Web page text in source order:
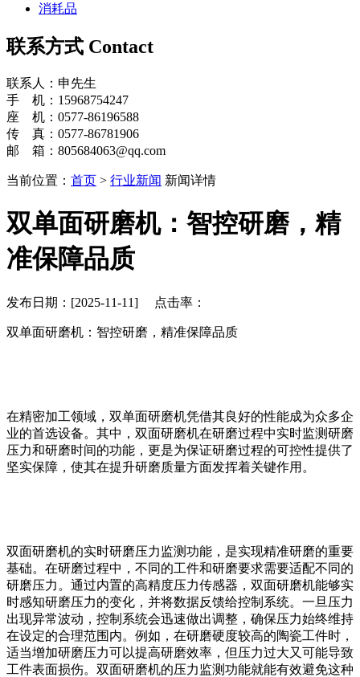
消耗品
联系方式 Contact
联系人：申先生
手 机：15968754247
座 机：0577-86196588
传 真：0577-86781906
邮 箱：805684063@qq.com
当前位置： 首页 > 行业新闻 新闻详情
双单面研磨机：智控研磨，精
准保障品质
发布日期：[2025-11-11] 点击率：
双单面研磨机：智控研磨，精准保障品质
在精密加工领域，双单面研磨机凭借其良好的性能成为众多企
业的首选设备。其中，双面研磨机在研磨过程中实时监测研磨
压力和研磨时间的功能，更是为保证研磨过程的可控性提供了
坚实保障，使其在提升研磨质量方面发挥着关键作用。
双面研磨机的实时研磨压力监测功能，是实现精准研磨的重要
基础。在研磨过程中，不同的工件和研磨要求需要适配不同的
研磨压力。通过内置的高精度压力传感器，双面研磨机能够实
时感知研磨压力的变化，并将数据反馈给控制系统。一旦压力
出现异常波动，控制系统会迅速做出调整，确保压力始终维持
在设定的合理范围内。例如，在研磨硬度较高的陶瓷工件时，
适当增加研磨压力可以提高研磨效率，但压力过大又可能导致
工件表面损伤。双面研磨机的压力监测功能就能有效避免这种